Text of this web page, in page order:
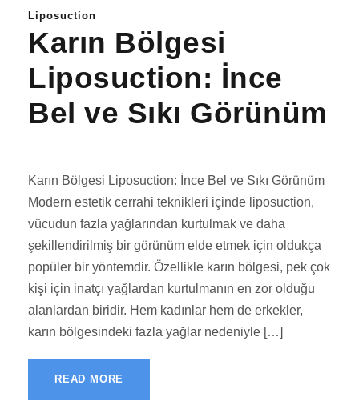
Liposuction
Karın Bölgesi
Liposuction: İnce
Bel ve Sıkı Görünüm
Karın Bölgesi Liposuction: İnce Bel ve Sıkı Görünüm
Modern estetik cerrahi teknikleri içinde liposuction,
vücudun fazla yağlarından kurtulmak ve daha
şekillendirilmiş bir görünüm elde etmek için oldukça
popüler bir yöntemdir. Özellikle karın bölgesi, pek çok
kişi için inatçı yağlardan kurtulmanın en zor olduğu
alanlardan biridir. Hem kadınlar hem de erkekler,
karın bölgesindeki fazla yağlar nedeniyle […]
READ MORE